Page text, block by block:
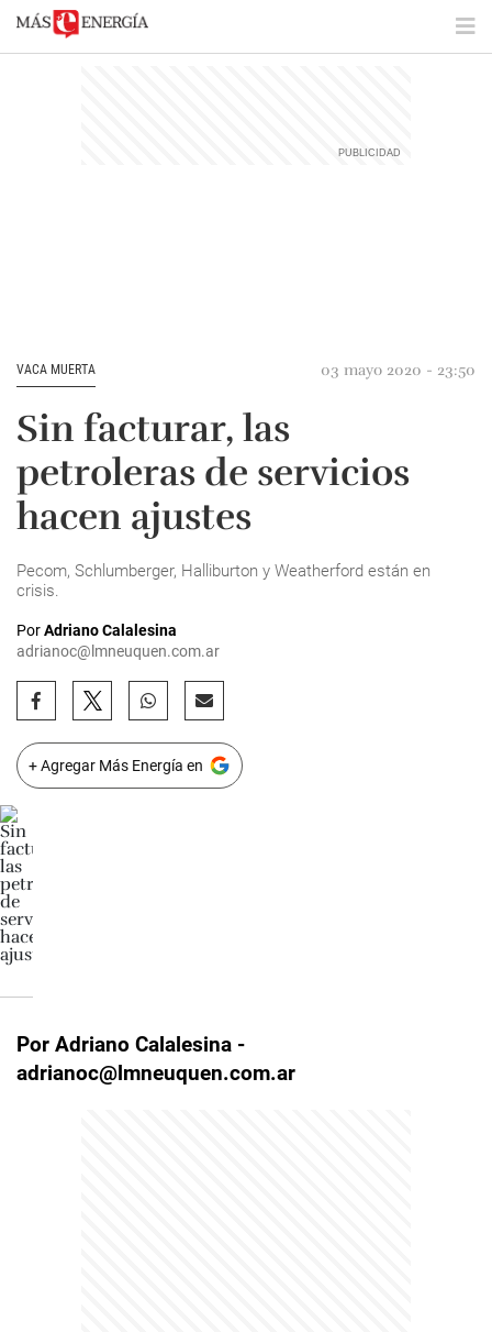
VACA MUERTA 03 mayo 2020 - 23:50
Sin facturar, las
petroleras de servicios
hacen ajustes
Pecom, Schlumberger, Halliburton y Weatherford están en
crisis.
PorAdriano Calalesina
adrianoc@lmneuquen.com.ar
+ Agregar Más Energía en
Por Adriano Calalesina -
adrianoc@lmneuquen.com.ar